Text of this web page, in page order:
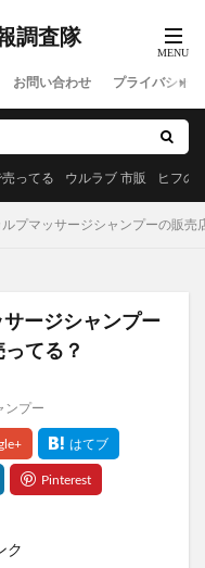
調査隊
お問い合わせ プライバシー
ってる ウルラブ 市販 ヒフの
ルプマッサージシャンプーの販
サージシャンプー
てる？
ンプー
ク